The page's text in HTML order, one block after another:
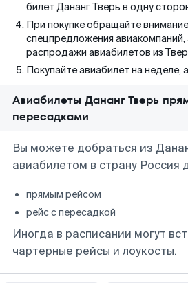
билет Дананг Тверь в одну
При покупке обращайте
спецпредложения авиакомпаний,
распродажи авиабилетов из
Покупайте авиабилет на неделе,
Авиабилеты Дананг Тверь
пересадками
Вы можете добраться из
авиабилетом в страну Россия
прямым рейсом
рейс с пересадкой
Иногда в расписании могут
чартерные рейсы и лоукосты.